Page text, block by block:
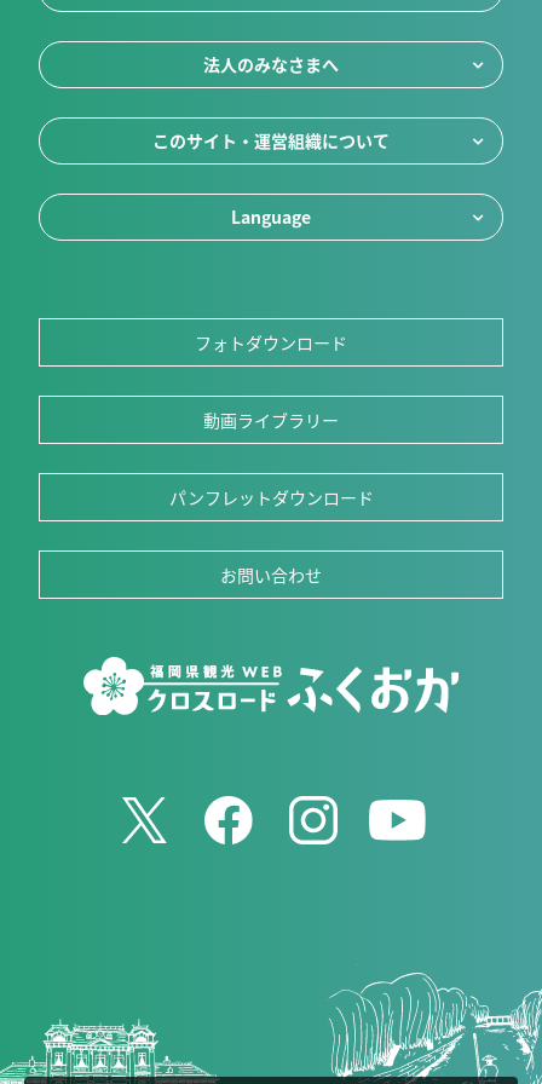
法人のみなさまへ
このサイト・運営組織について
Language
フォトダウンロード
動画ライブラリー
パンフレットダウンロード
お問い合わせ